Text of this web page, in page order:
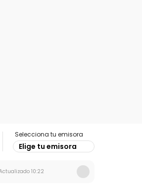
Selecciona tu emisora
Elige tu emisora
10:22